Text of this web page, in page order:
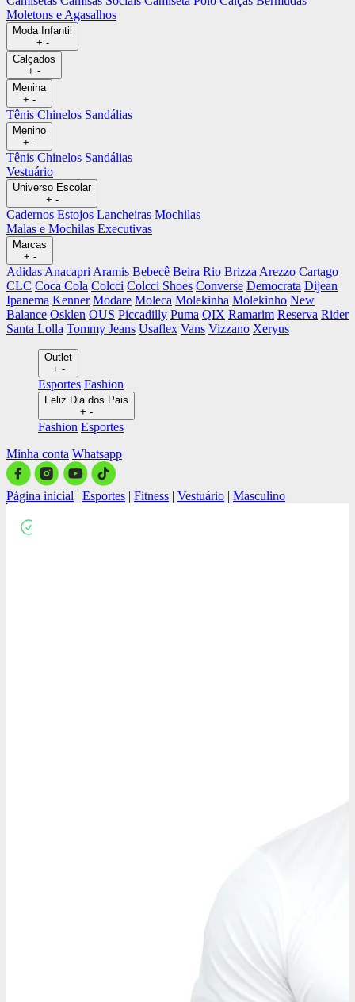
Moletons e Agasalhos
Moda Infantil
+ -
Calçados
+ -
Menina
+ -
Tênis Chinelos Sandálias
Menino
+ -
Tênis Chinelos Sandálias
Vestuário
Universo Escolar
+ -
Cadernos Estojos Lancheiras Mochilas
Malas e Mochilas Executivas
Marcas
+ -
Adidas Anacapri Aramis Bebecê Beira Rio Brizza Arezzo Cartago
CLC Coca Cola Colcci Colcci Shoes Converse Democrata Dijean
Ipanema Kenner Modare Moleca Molekinha Molekinho New
Balance Osklen OUS Piccadilly Puma QIX Ramarim Reserva Rider
Santa Lolla Tommy Jeans Usaflex Vans Vizzano Xeryus
Outlet
+ -
Esportes Fashion
Feliz Dia dos Pais
+ -
Fashion Esportes
Minha conta Whatsapp
Página inicial | Esportes | Fitness | Vestuário | Masculino